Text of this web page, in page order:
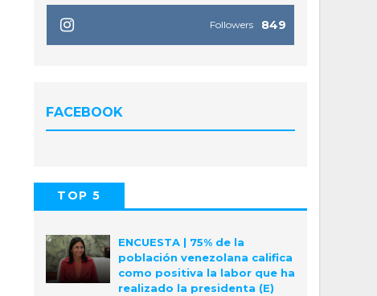
849
Followers
FACEBOOK
TOP 5
ENCUESTA | 75% de la
población venezolana califica
como positiva la labor que ha
realizado la presidenta (E)